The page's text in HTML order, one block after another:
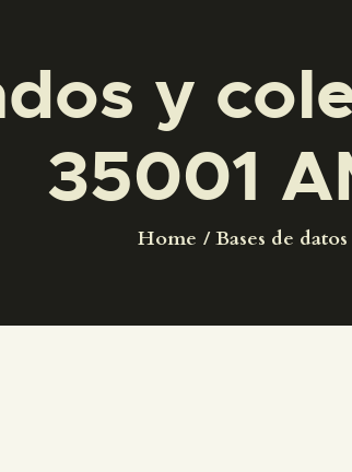
y
35001
Home Bases de datos
DIDÁCTICA
ESPAÑOL